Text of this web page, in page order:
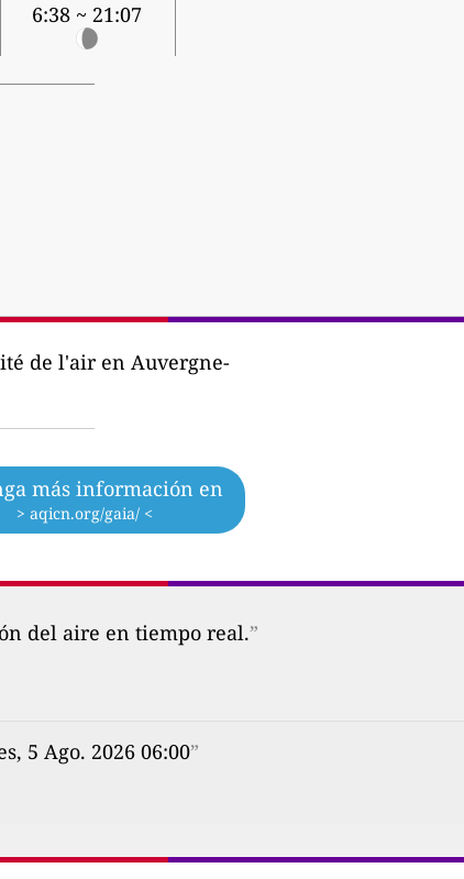
6:38 ~ 21:07
de l'air en Auvergne-
más información en
> aqicn.org/gaia/ <
del aire en tiempo real.”
5 Ago. 2026 06:00”